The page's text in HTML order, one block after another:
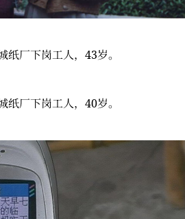
厂下岗工人，43岁。
厂下岗工人，40岁。